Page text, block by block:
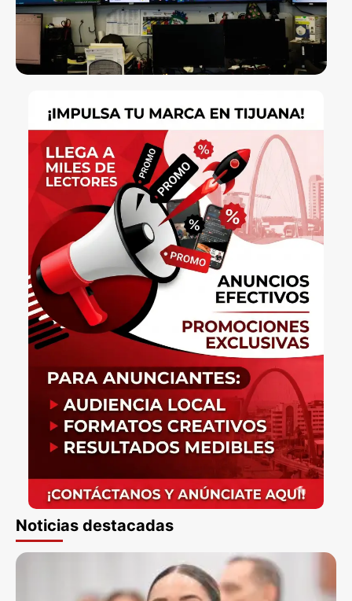
Noticias destacadas